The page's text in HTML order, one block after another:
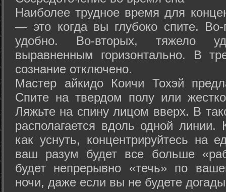
Наиболее трудное время для
— это когда вы глубоко спите.
удобно. Во-вторых, тяжело
выравненным горизонтально. В
сознание отключено.
Мастер айкидо Коичи Тохэй
Спите на твердом полу или
Ляжьте на спину лицом вверх. В
располагается вдоль одной
как уснуть, концентрируйтесь на
ваш разум будет все больше
будет непрерывно «течь» по
ночи, даже если вы не будете